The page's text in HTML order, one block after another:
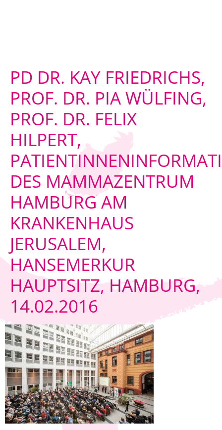
PD DR. KAY FRIEDRICHS,
PROF. DR. PIA WÜLFING,
PROF. DR. FELIX
HILPERT,
DES MAMMAZENTRUM
HAMBURG AM
KRANKENHAUS
JERUSALEM,
HANSEMERKUR
HAUPTSITZ, HAMBURG,
14.02.2016